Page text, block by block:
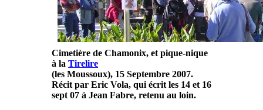
Cimetière de Chamonix, et pique-nique
à la Tirelire
(les Moussoux), 15 Septembre 2007.
Récit par Eric Vola, qui écrit les 14 et 16
sept 07 à Jean Fabre, retenu au loin.